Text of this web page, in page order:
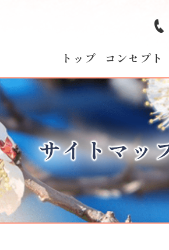
トップ コンセプト